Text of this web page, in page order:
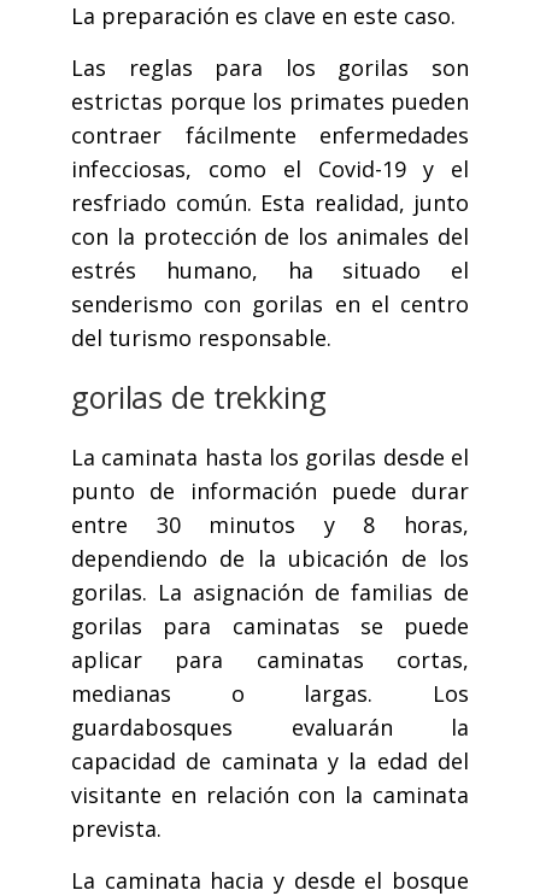
La preparación es clave en este caso.
Las reglas para los gorilas son
estrictas porque los primates pueden
contraer fácilmente enfermedades
infecciosas, como el Covid-19 y el
resfriado común. Esta realidad, junto
con la protección de los animales del
estrés humano, ha situado el
senderismo con gorilas en el centro
del turismo responsable.
gorilas de trekking
La caminata hasta los gorilas desde el
punto de información puede durar
entre 30 minutos y 8 horas,
dependiendo de la ubicación de los
gorilas. La asignación de familias de
gorilas para caminatas se puede
aplicar para caminatas cortas,
medianas o largas. Los
guardabosques evaluarán la
capacidad de caminata y la edad del
visitante en relación con la caminata
prevista.
La caminata hacia y desde el bosque